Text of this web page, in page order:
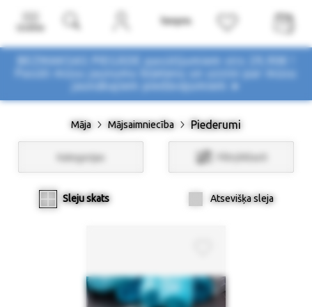
BEZMAKSAS PIEGĀDE pasūtījumiem virs 29,90€ !
Pasūti mūsu jaunumu biļetenu un uzzini par mūsu
Māja Mājsaimniecība Piederumi
Kategorijas Filtri/Atlasīt
Sleju skats Atsevišķa sleja